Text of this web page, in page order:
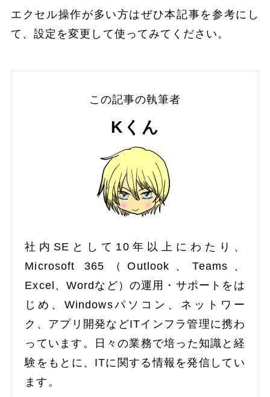
エクセル操作が多い方はぜひ本記事を参考にし
て、設定を変更して使ってみてください。
この記事の執筆者
Kくん
社内SEとして10年以上にわたり、
Microsoft 365（Outlook、Teams、
Excel、Wordなど）の運用・サポートをは
じめ、Windowsパソコン、ネットワー
ク、アプリ開発などITインフラ管理に携わ
っています。日々の業務で培った知識と経
験をもとに、ITに関する情報を発信してい
ます。